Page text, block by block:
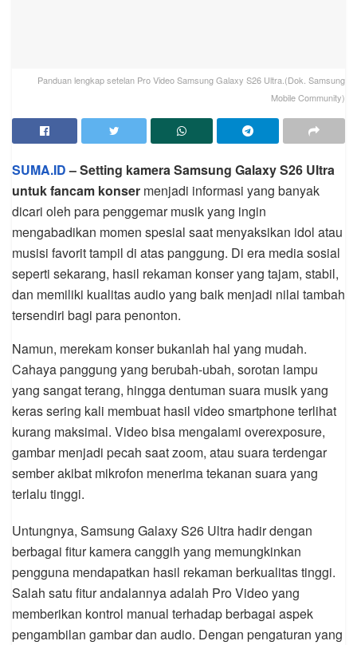
Panduan lengkap setelan Pro Video Samsung Galaxy S26 Ultra.(Dok. Samsung
Mobile Community)
SUMA.ID– Setting kamera Samsung Galaxy S26 Ultra
untuk fancam konser menjadi informasi yang banyak
dicari oleh para penggemar musik yang ingin
mengabadikan momen spesial saat menyaksikan idol atau
musisi favorit tampil di atas panggung. Di era media sosial
seperti sekarang, hasil rekaman konser yang tajam, stabil,
dan memiliki kualitas audio yang baik menjadi nilai tambah
tersendiri bagi para penonton.
Namun, merekam konser bukanlah hal yang mudah.
Cahaya panggung yang berubah-ubah, sorotan lampu
yang sangat terang, hingga dentuman suara musik yang
keras sering kali membuat hasil video smartphone terlihat
kurang maksimal. Video bisa mengalami overexposure,
gambar menjadi pecah saat zoom, atau suara terdengar
sember akibat mikrofon menerima tekanan suara yang
terlalu tinggi.
Untungnya, Samsung Galaxy S26 Ultra hadir dengan
berbagai fitur kamera canggih yang memungkinkan
pengguna mendapatkan hasil rekaman berkualitas tinggi.
Salah satu fitur andalannya adalah Pro Video yang
memberikan kontrol manual terhadap berbagai aspek
pengambilan gambar dan audio. Dengan pengaturan yang